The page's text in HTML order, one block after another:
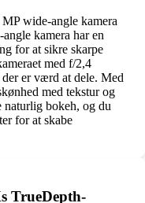
wide-angle kamera
kamera har en
for at sikre skarpe
med f/2,4
er værd at dele. Med
med tekstur og
naturlig bokeh, og du
for at skabe
TrueDepth-